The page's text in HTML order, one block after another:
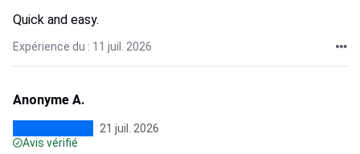
Quick and easy.
Expérience du : 11 juil. 2026
Anonyme A.
21 juil. 2026
Avis vérifié